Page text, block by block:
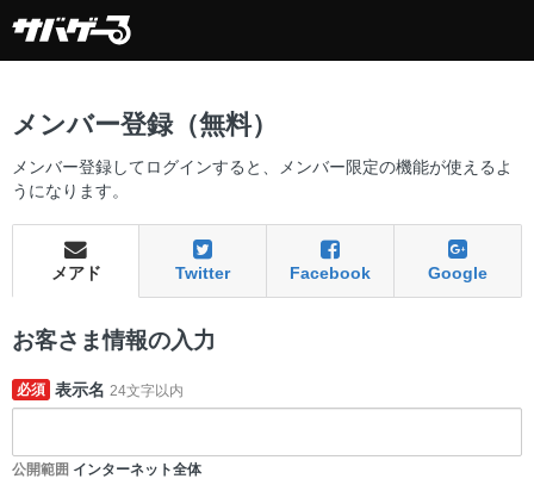
メンバー登録（無料）
メンバー登録してログインすると、メンバー限定の機能が使えるよ
うになります。
メアド Twitter Facebook Google
お客さま情報の入力
必須 表示名 24文字以内
公開範囲 インターネット全体